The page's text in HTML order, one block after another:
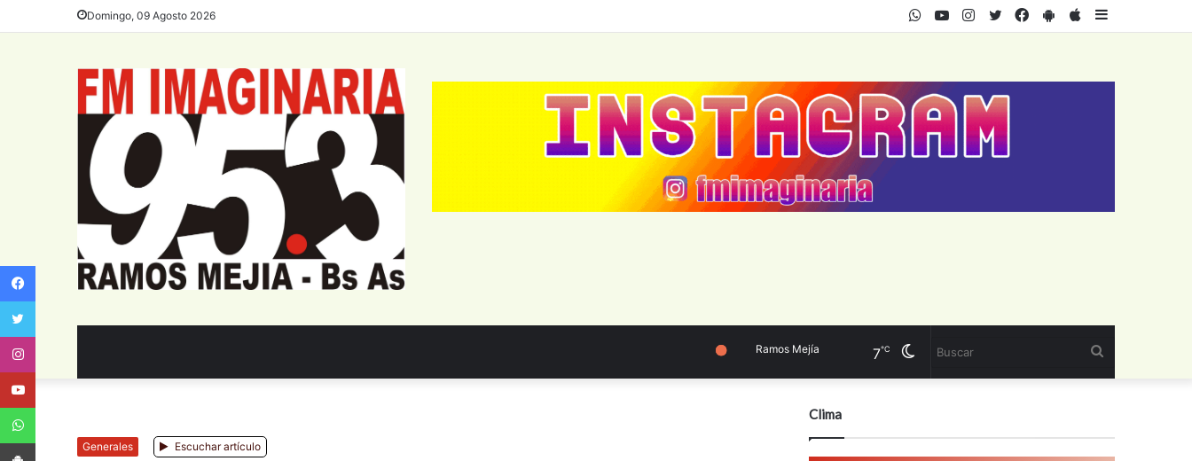
Domingo, 09 Agosto 2026 AppStore
PlayStore
Facebook
Twitter
Instagram
Youtube
WhatsApp
Cambiar
Ramos Mejía 7℃
Generales Escuchar artículo
Clima
Facebook
App Android